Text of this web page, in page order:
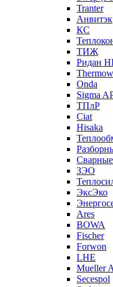
Tranter
Анвитэк
КС
ТИЖ
Ридан
Onda
Sigma
ТПлР
Ciat
Hisaka
ЗЭО
ЭксЭко
Ares
BOWA
Fischer
Forwon
LHE
Mueller
Secespol